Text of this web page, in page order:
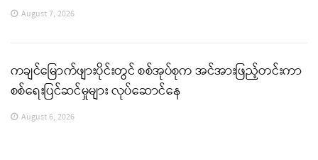
August 7, 2026
ကချင်မြောက်ဖျားပိုင်းတွင် စစ်အုပ်စုက အင်အားဖြည့်တင်းကာ
စစ်ရေးပြင်ဆင်မှုများ လုပ်ဆောင်နေ
August 6, 2026